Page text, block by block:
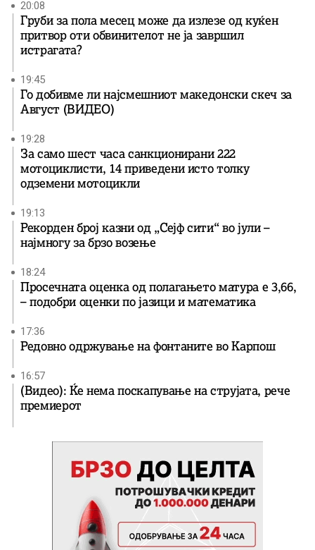
20:08
Груби за пола месец може да излезе од куќен
притвор оти обвинителот не ја завршил
истрагата?
19:45
Го добивме ли најсмешниот македонски скеч за
Август (ВИДЕО)
19:28
За само шест часа санкционирани 222
мотоциклисти, 14 приведени исто толку
одземени мотоцикли
19:13
Рекорден број казни од „Сејф сити“ во јули –
најмногу за брзо возење
18:24
Просечната оценка од полагањето матура е 3,66,
– подобри оценки по јазици и математика
17:36
Редовно одржување на фонтаните во Карпош
16:57
(Видео): Ќе нема поскапување на струјата, рече
премиерот